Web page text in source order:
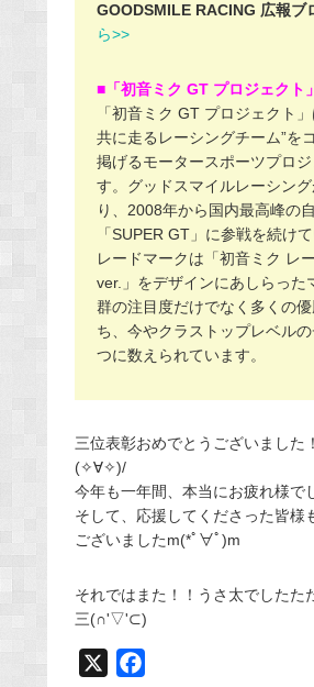
GOODSMILE RACING 広報ブ
ら>>
■「初音ミク GT プロジェクト
「初音ミク GT プロジェクト」
共に走るレーシングチーム”を
掲げるモータースポーツプロ
す。グッドスマイルレーシン
り、2008年から国内最高峰の
「SUPER GT」に参戦を続け
レードマークは「初音ミク レ
ver.」をデザインにあしらった
群の注目度だけでなく多くの
ち、今やクラストップレベルの
つに数えられています。
三位表彰おめでとうございました
(✧∀✧)/
今年も一年間、本当にお疲れ様で
そして、応援してくださった皆様
ございましたm(*ﾟ∀ﾟ)m
それではまた！！うさ太でしたた
三(∩'▽'⊂)